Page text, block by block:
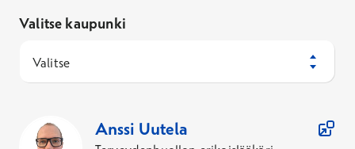
Valitse kaupunki
Valitse
Anssi Uutela